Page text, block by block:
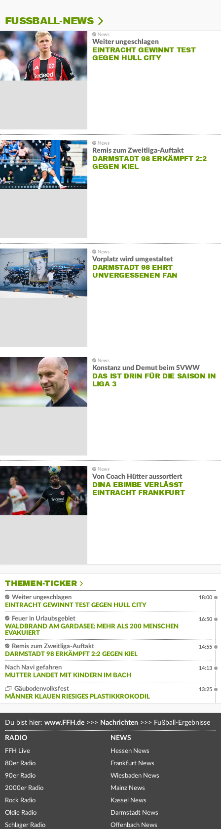
FUSSBALL-NEWS
Weiter ungeschlagen
EINTRACHT GEWINNT TEST
GEGEN HULL CITY
Remis zum Zweitliga-Auftakt
DARMSTADT 98 ERKÄMPFT 2:2
GEGEN KIEL
Vorplatz wird umgestaltet
DARMSTADT 98 EHRT
UNVERGESSENEN FAN
Konstanz und Demut beim SVWW
DAS IST DRIN FÜR DIE SAISON IN
LIGA 3
Von Coach Hütter aussortiert
DINA EBIMBE VERLÄSST
EINTRACHT FRANKFURT
THEMEN-TICKER
Weiter ungeschlagen
EINTRACHT GEWINNT TEST GEGEN HULL CITY
18:00
Feuer in Urlaubsgebiet
WALDBRAND AM GARDASEE: MEHR ALS 200 MENSCHEN
EVAKUIERT
16:50
Remis zum Zweitliga-Auftakt
DARMSTADT 98 ERKÄMPFT 2:2 GEGEN KIEL
14:55
Nach Navi gefahren
MUTTER LANDET MIT KINDERN IM BACH
14:13
Gäubodenvolksfest
MÄNNER KLAUEN RIESIGES PLASTIKKROKODIL
13:25
Du bist hier: www.FFH.de >>> Nachrichten >>> Fußball-Ergebnisse
RADIO
FFH Live
80er Radio
90er Radio
2000er Radio
Rock Radio
Oldie Radio
Schlager Radio
NEWS
Hessen News
Frankfurt News
Wiesbaden News
Mainz News
Kassel News
Darmstadt News
Offenbach News